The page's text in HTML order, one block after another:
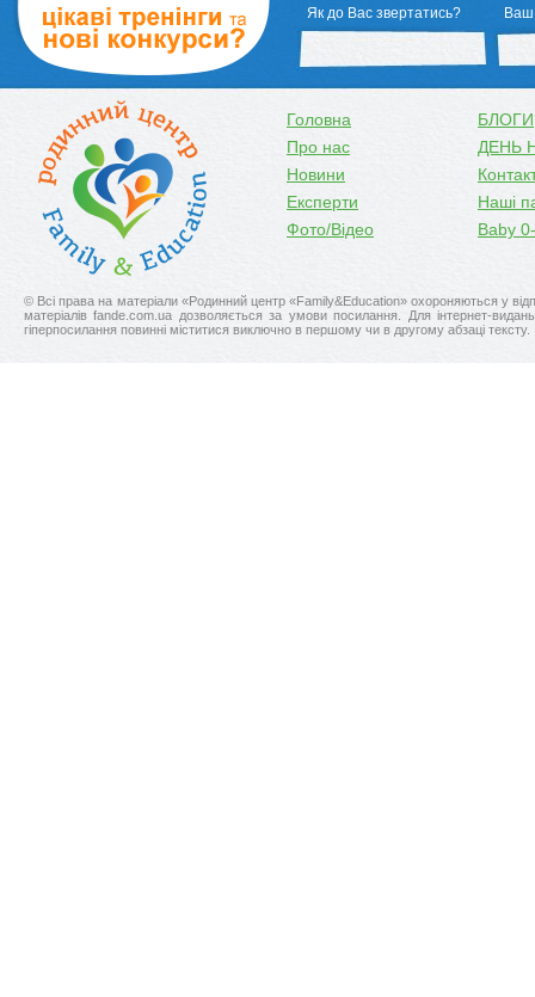
Як до Вас звертатись? Ваш
Головна
Про нас
Новини
Експерти
Фото/Відео
БЛОГИ
ДЕНЬ
Наші
Baby
© Всі права на матеріали «Родинний центр «Family&Education» охороняються у
матерiалiв fande.com.ua дозволяється за умови посилання. Для iнтернет-
гіперпосилання повинні міститися виключно в першому чи в другому абзаці тексту.